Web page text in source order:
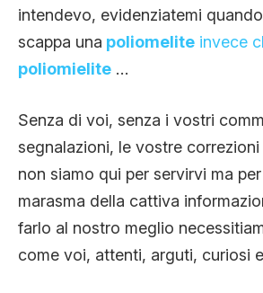
intendevo, evidenziatemi
scappa una poliomelite invece
poliomielite …
Senza di voi, senza i vostri
segnalazioni, le vostre
non siamo qui per servirvi ma
marasma della cattiva
farlo al nostro meglio
come voi, attenti, arguti, curiosi